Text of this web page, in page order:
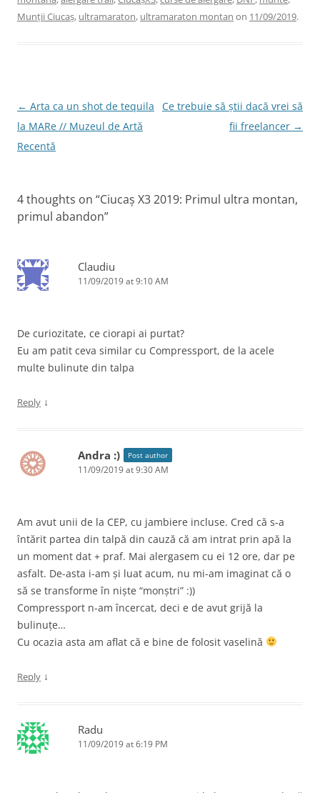
e
k
er e e l
Munții Ciucaș, ultramaraton, ultramaraton montan on 11/09/2019.
Post
navigation
← Arta ca un shot de tequila
la MARe // Muzeul de Artă
Recentă
Ce trebuie să știi dacă vrei să
fii freelancer →
4 thoughts on “Ciucaș X3 2019: Primul ultra montan,
primul abandon”
Claudiu
11/09/2019 at 9:10 AM
De curiozitate, ce ciorapi ai purtat?
Eu am patit ceva similar cu Compressport, de la acele
multe bulinute din talpa
Reply ↓
Andra :) Post author
11/09/2019 at 9:30 AM
Am avut unii de la CEP, cu jambiere incluse. Cred că s-a
întărit partea din talpă din cauză că am intrat prin apă la
un moment dat + praf. Mai alergasem cu ei 12 ore, dar pe
asfalt. De-asta i-am și luat acum, nu mi-am imaginat că o
să se transforme în niște “monștri” :))
Compressport n-am încercat, deci e de avut grijă la
bulinuțe…
Cu ocazia asta am aflat că e bine de folosit vaselină
Reply ↓
Radu
11/09/2019 at 6:19 PM